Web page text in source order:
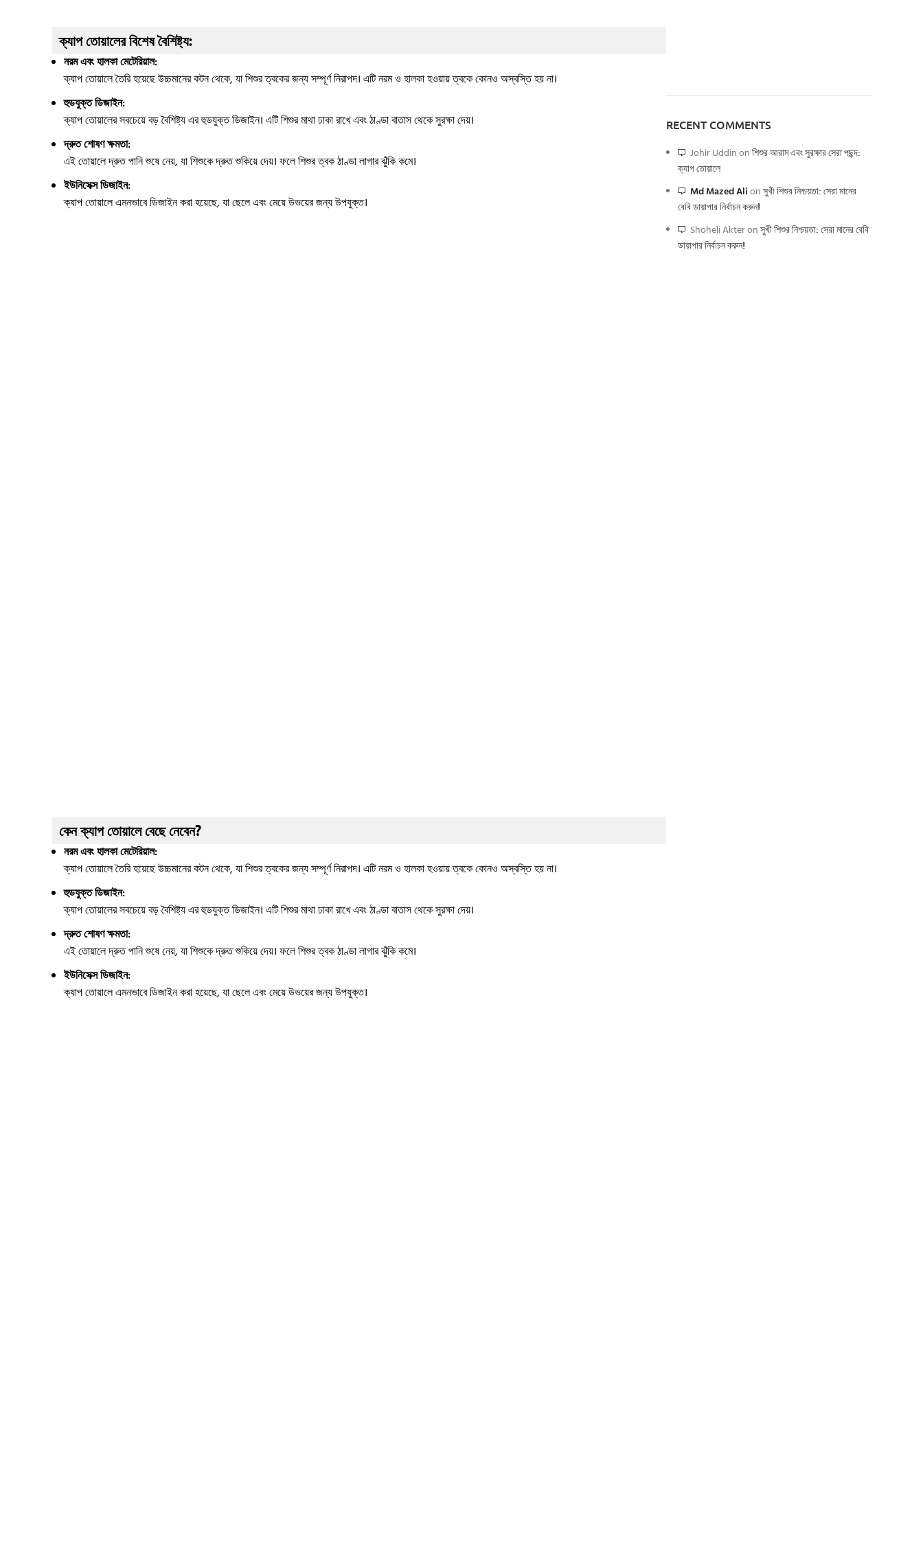
ক্যাপ তোয়ালের বিশেষ বৈশিষ্ট্য:
নরম এবং হালকা মেটেরিয়াল:
ক্যাপ তোয়ালে তৈরি হয়েছে উচ্চমানের কটন থেকে, যা শিশুর ত্বকের জন্য সম্পূর্ণ নিরাপদ। এটি নরম ও হালকা হওয়ায় ত্বকে কোনও অস্বস্তি হয় না।
হুডযুক্ত ডিজাইন:
ক্যাপ তোয়ালের সবচেয়ে বড় বৈশিষ্ট্য এর হুডযুক্ত ডিজাইন। এটি শিশুর মাথা ঢাকা রাখে এবং ঠাণ্ডা বাতাস থেকে সুরক্ষা দেয়।
দ্রুত শোষণ ক্ষমতা:
এই তোয়ালে দ্রুত পানি শুষে নেয়, যা শিশুকে দ্রুত শুকিয়ে দেয়। ফলে শিশুর ত্বক ঠাণ্ডা লাগার ঝুঁকি কমে।
ইউনিসেক্স ডিজাইন:
ক্যাপ তোয়ালে এমনভাবে ডিজাইন করা হয়েছে, যা ছেলে এবং মেয়ে উভয়ের জন্য উপযুক্ত।
কেন ক্যাপ তোয়ালে বেছে নেবেন?
নরম এবং হালকা মেটেরিয়াল:
ক্যাপ তোয়ালে তৈরি হয়েছে উচ্চমানের কটন থেকে, যা শিশুর ত্বকের জন্য সম্পূর্ণ নিরাপদ। এটি নরম ও হালকা হওয়ায় ত্বকে কোনও অস্বস্তি হয় না।
হুডযুক্ত ডিজাইন:
ক্যাপ তোয়ালের সবচেয়ে বড় বৈশিষ্ট্য এর হুডযুক্ত ডিজাইন। এটি শিশুর মাথা ঢাকা রাখে এবং ঠাণ্ডা বাতাস থেকে সুরক্ষা দেয়।
দ্রুত শোষণ ক্ষমতা:
এই তোয়ালে দ্রুত পানি শুষে নেয়, যা শিশুকে দ্রুত শুকিয়ে দেয়। ফলে শিশুর ত্বক ঠাণ্ডা লাগার ঝুঁকি কমে।
ইউনিসেক্স ডিজাইন:
ক্যাপ তোয়ালে এমনভাবে ডিজাইন করা হয়েছে, যা ছেলে এবং মেয়ে উভয়ের জন্য উপযুক্ত।
RECENT COMMENTS
Johir Uddinon শিশুর আরাম এবং সুরক্ষার সেরা পছন্দ:
ক্যাপ তোয়ালে
Md Mazed Alion সুখী শিশুর নিশ্চয়তা: সেরা মানের
বেবি ডায়াপার নির্বাচন করুন!
Shoheli Akteron সুখী শিশুর নিশ্চয়তা: সেরা মানের বেবি
ডায়াপার নির্বাচন করুন!